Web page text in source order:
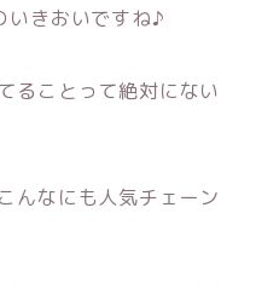
いきおいですね♪
ることって絶対にない
んなにも人気チェーン